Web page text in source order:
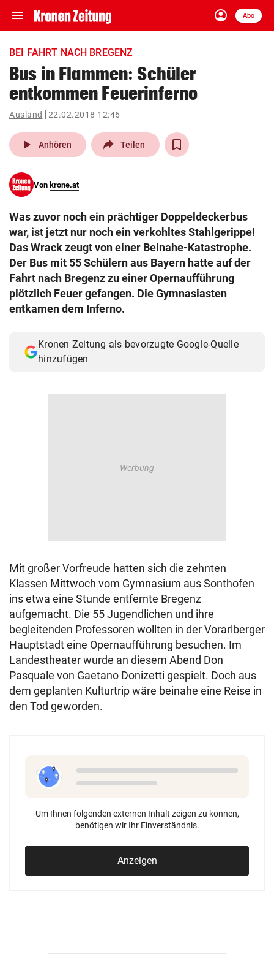
menu Navigation
ein-/ausklappen
account_circle
Anmelden
Abo
close Schließen
account_circle Anmelden
arrow_right
pin_drop
Wien arrow_right
search
eingeben
© Krone Multimedia GmbH & Co KG 2026
Muthgasse 2, 1190 Wien
BEI FAHRT NACH BREGENZ
Bus in Flammen: Schüler
entkommen Feuerinferno
Ausland 22.02.2018 12:46
play_arrow Anhören Teilen
Von krone.at
Was zuvor noch ein prächtiger Doppeldeckerbus
war, ist jetzt nur noch ein verkohltes Stahlgerippe!
Das Wrack zeugt von einer Beinahe-Katastrophe.
Der Bus mit 55 Schülern aus Bayern hatte auf der
Fahrt nach Bregenz zu einer Opernaufführung
plötzlich Feuer gefangen. Die Gymnasiasten
entkamen dem Inferno.
Kronen Zeitung als bevorzugte Google-Quelle
hinzufügen
Mit großer Vorfreude hatten sich die zehnten
Klassen Mittwoch vom Gymnasium aus Sonthofen
ins etwa eine Stunde entfernte Bregenz
aufgemacht. Die 55 Jugendlichen und ihre
begleitenden Professoren wollten in der Vorarlberger
Hauptstadt eine Opernaufführung besuchen. Im
Landestheater wurde an diesem Abend Don
Pasquale von Gaetano Donizetti gespielt. Doch aus
dem geplanten Kulturtrip wäre beinahe eine Reise in
den Tod geworden.
Um Ihnen folgenden externen Inhalt zeigen zu können,
benötigen wir Ihr Einverständnis.
Anzeigen